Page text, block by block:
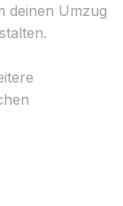
deinen Umzug